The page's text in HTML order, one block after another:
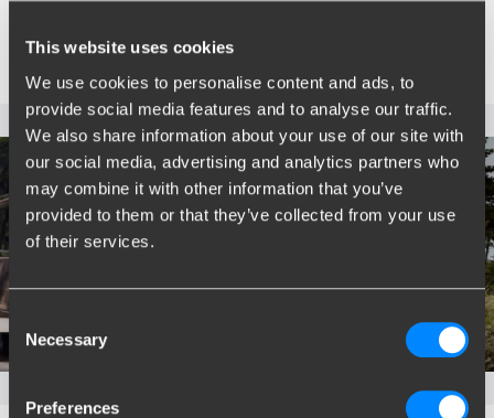
This website uses cookies
We use cookies to personalise content and ads, to
provide social media features and to analyse our traffic.
We also share information about your use of our site with
our social media, advertising and analytics partners who
may combine it with other information that you’ve
provided to them or that they’ve collected from your use
of their services.
Consent
Selection
Necessary
Preferences
Types d'attelage